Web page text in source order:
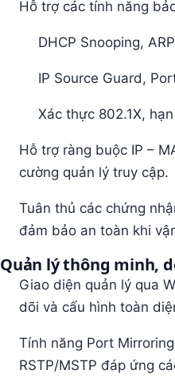
Hỗ trợ các tính năng
DHCP Snooping,
IP Source Guard,
Xác thực 802.1X,
Hỗ trợ ràng buộc IP –
cường quản lý truy cập.
Tuân thủ các chứng
đảm bảo an toàn khi
Quản lý thông minh,
Giao diện quản lý qua
dõi và cấu hình toàn
Tính năng Port
RSTP/MSTP đáp ứng